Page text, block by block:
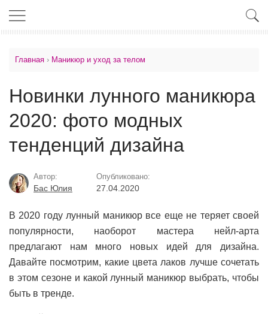
Главная › Маникюр и уход за телом
Новинки лунного маникюра
2020: фото модных
тенденций дизайна
Автор:
Бас Юлия
Опубликовано:
27.04.2020
В 2020 году лунный маникюр все еще не теряет своей
популярности, наоборот мастера нейл-арта
предлагают нам много новых идей для дизайна.
Давайте посмотрим, какие цвета лаков лучше сочетать
в этом сезоне и какой лунный маникюр выбрать, чтобы
быть в тренде.